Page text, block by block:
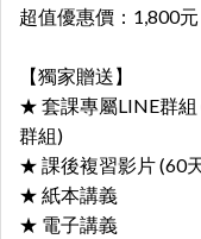
超值優惠價： 1,800
【獨家贈送】
★ 套課專屬LINE群組
群組)
★ 課後複習影片 (60
★ 紙本講義
★ 電子講義